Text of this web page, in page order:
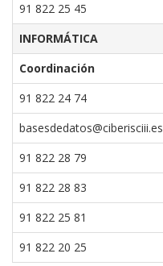
91 822 25 45
INFORMÁTICA
Coordinación
91 822 24 74
basesdedatos@ciberisciii.es
91 822 28 79
91 822 28 83
91 822 25 81
91 822 20 25